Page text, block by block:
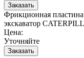
Фрикционная
экскаватор
Цена:
Уточняйте